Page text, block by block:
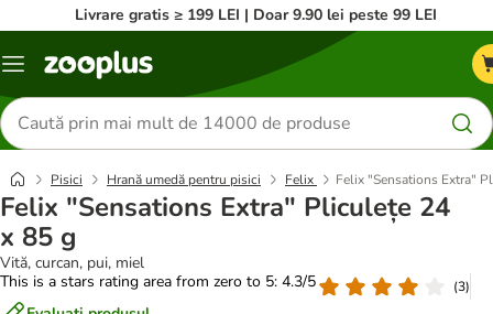
Livrare gratis ≥ 199 LEI | Doar 9.90 lei peste 99 LEI
Categorii
Căutare
produse
Pisici Hrană umedă pentru pisici Felix Felix "Sensations Extra"
Felix "Sensations Extra" Pliculețe 24
x 85 g
Vită, curcan, pui, miel
This is a stars rating area from zero to 5: 4.3/5
(3)